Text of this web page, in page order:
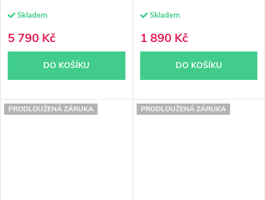
Skladem
5 790 Kč
DO KOŠÍKU
Skladem
1 890 Kč
DO KOŠÍKU
PRODLOUŽENÁ ZÁRUKA PRODLOUŽENÁ ZÁRUKA